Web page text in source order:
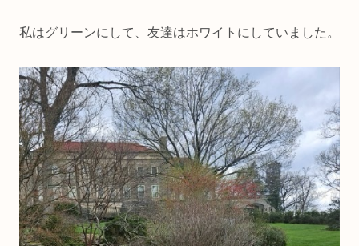
私はグリーンにして、友達はホワイトにしていました。